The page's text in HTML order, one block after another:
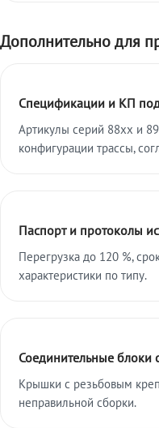
Дополнительно для
Спецификации и КП
Артикулы серий 88xx и
конфигурации трассы,
Паспорт и протоколы
Перегрузка до 120 %,
характеристики по типу.
Соединительные блоки
Крышки с резьбовым
неправильной сборки.